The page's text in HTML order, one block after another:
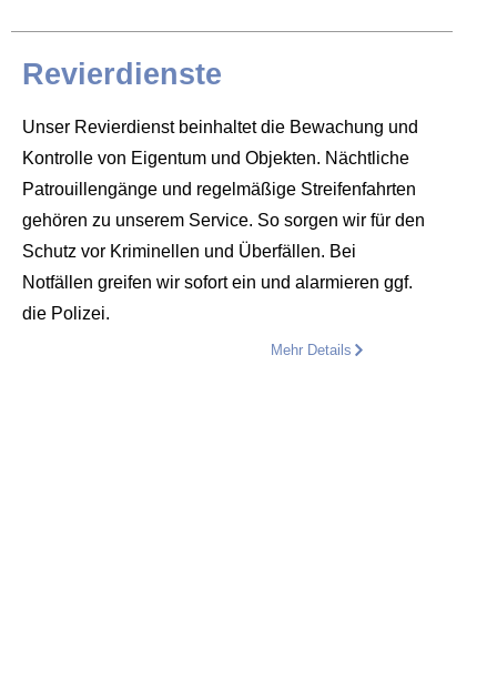
Revierdienste
Unser Revierdienst beinhaltet die Bewachung und
Kontrolle von Eigentum und Objekten. Nächtliche
Patrouillengänge und regelmäßige Streifenfahrten
gehören zu unserem Service. So sorgen wir für den
Schutz vor Kriminellen und Überfällen. Bei
Notfällen greifen wir sofort ein und alarmieren ggf.
die Polizei.
Mehr Details